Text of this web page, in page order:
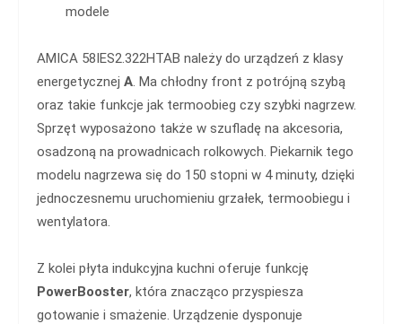
modele
AMICA 58IES2.322HTAB należy do urządzeń z klasy
energetycznej A. Ma chłodny front z potrójną szybą
oraz takie funkcje jak termoobieg czy szybki nagrzew.
Sprzęt wyposażono także w szufladę na akcesoria,
osadzoną na prowadnicach rolkowych. Piekarnik tego
modelu nagrzewa się do 150 stopni w 4 minuty, dzięki
jednoczesnemu uruchomieniu grzałek, termoobiegu i
wentylatora.
Z kolei płyta indukcyjna kuchni oferuje funkcję
PowerBooster, która znacząco przyspiesza
gotowanie i smażenie. Urządzenie dysponuje